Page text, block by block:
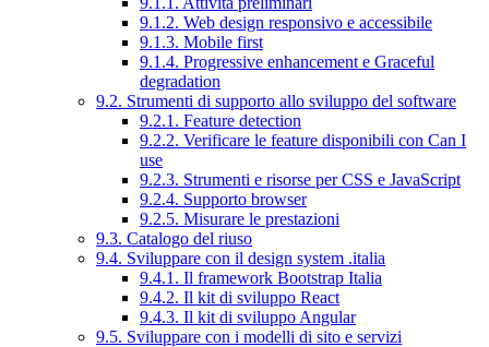
9.1.2. Web design responsivo e accessibile
9.1.3. Mobile first
9.1.4. Progressive enhancement e Graceful
degradation
9.2. Strumenti di supporto allo sviluppo del software
9.2.1. Feature detection
9.2.2. Verificare le feature disponibili con Can I
use
9.2.3. Strumenti e risorse per CSS e JavaScript
9.2.4. Supporto browser
9.2.5. Misurare le prestazioni
9.3. Catalogo del riuso
9.4. Sviluppare con il design system .italia
9.4.1. Il framework Bootstrap Italia
9.4.2. Il kit di sviluppo React
9.4.3. Il kit di sviluppo Angular
9.5. Sviluppare con i modelli di sito e servizi